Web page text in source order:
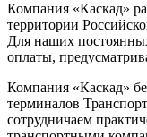
Компания «Каскад»
территории
Для наших
оплаты,
Компания «Каскад»
терминалов
сотрудничаем